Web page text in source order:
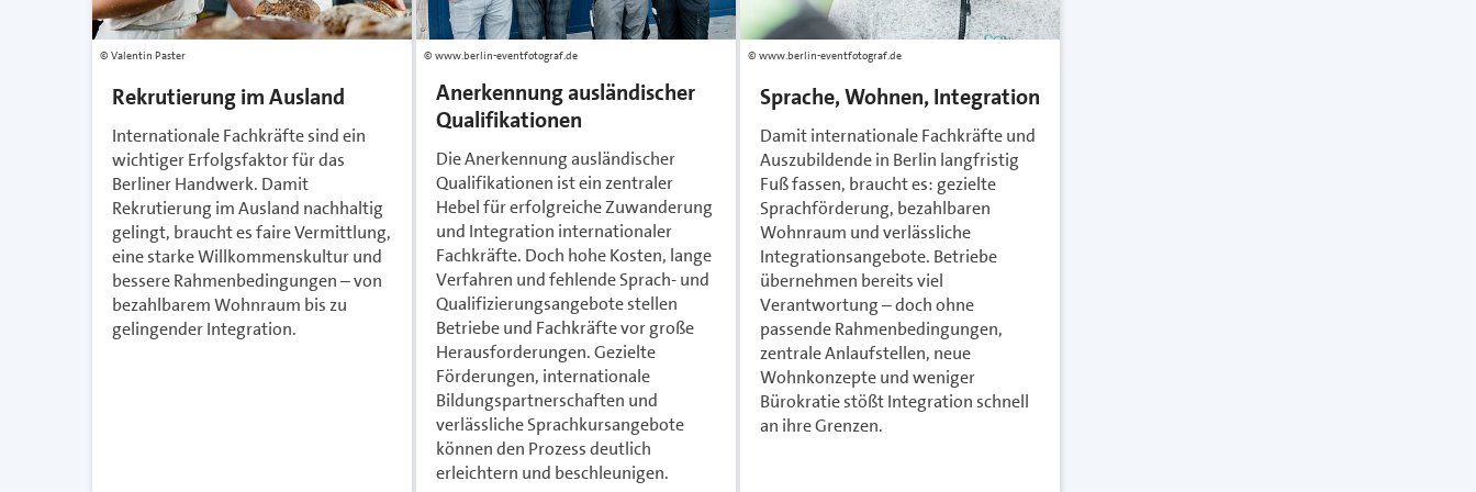
Valentin Paster
Rekrutierung im Ausland
Internationale Fachkräfte sind ein
wichtiger Erfolgsfaktor für das
Berliner Handwerk. Damit
Rekrutierung im Ausland nachhaltig
gelingt, braucht es faire Vermittlung,
eine starke Willkommenskultur und
bessere Rahmenbedingungen – von
bezahlbarem Wohnraum bis zu
gelingender Integration.
www.berlin-eventfotograf.de
Anerkennung ausländischer
Qualifikationen
Die Anerkennung ausländischer
Qualifikationen ist ein zentraler
Hebel für erfolgreiche Zuwanderung
und Integration internationaler
Fachkräfte. Doch hohe Kosten, lange
Verfahren und fehlende Sprach- und
Qualifizierungsangebote stellen
Betriebe und Fachkräfte vor große
Herausforderungen. Gezielte
Förderungen, internationale
Bildungspartnerschaften und
verlässliche Sprachkursangebote
können den Prozess deutlich
erleichtern und beschleunigen.
www.berlin-eventfotograf.de
Sprache, Wohnen, Integration
Damit internationale Fachkräfte und
Auszubildende in Berlin langfristig
Fuß fassen, braucht es: gezielte
Sprachförderung, bezahlbaren
Wohnraum und verlässliche
Integrationsangebote. Betriebe
übernehmen bereits viel
Verantwortung – doch ohne
passende Rahmenbedingungen,
zentrale Anlaufstellen, neue
Wohnkonzepte und weniger
Bürokratie stößt Integration schnell
an ihre Grenzen.